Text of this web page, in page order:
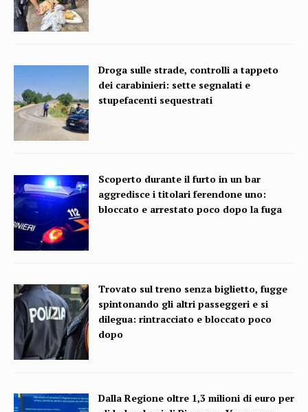
Droga sulle strade, controlli a tappeto
dei carabinieri: sette segnalati e
stupefacenti sequestrati
Scoperto durante il furto in un bar
aggredisce i titolari ferendone uno:
bloccato e arrestato poco dopo la fuga
Trovato sul treno senza biglietto, fugge
spintonando gli altri passeggeri e si
dilegua: rintracciato e bloccato poco
dopo
Dalla Regione oltre 1,3 milioni di euro per